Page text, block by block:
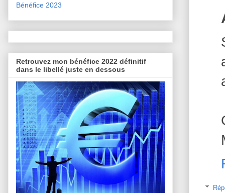
Bénéfice 2023
Retrouvez mon bénéfice 2022 définitif
dans le libellé juste en dessous